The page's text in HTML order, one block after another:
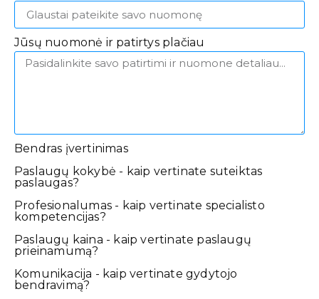
Jūsų nuomonė ir patirtys plačiau
Bendras įvertinimas
Paslaugų kokybė - kaip vertinate suteiktas
paslaugas?
Profesionalumas - kaip vertinate specialisto
kompetencijas?
Paslaugų kaina - kaip vertinate paslaugų
prieinamumą?
Komunikacija - kaip vertinate gydytojo
bendravimą?